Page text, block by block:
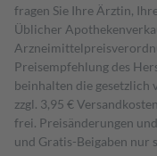
fragen Sie Ihre Ärztin,
Üblicher
Preisempfehlung des
beinhalten die gesetzlich
zzgl. 3,95 €
frei. Preisänderungen
und Gratis-Beigaben nur